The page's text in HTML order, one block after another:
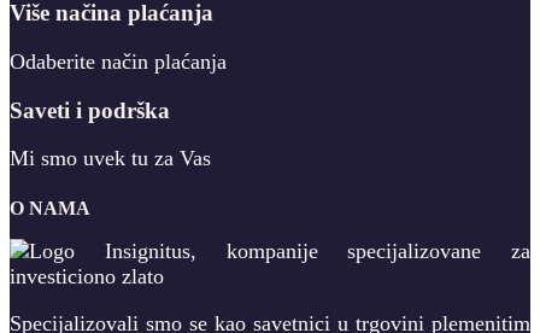
Više načina plaćanja
Odaberite način plaćanja
Saveti i podrška
Mi smo uvek tu za Vas
O NAMA
Specijalizovali smo se kao savetnici u trgovini plemenitim